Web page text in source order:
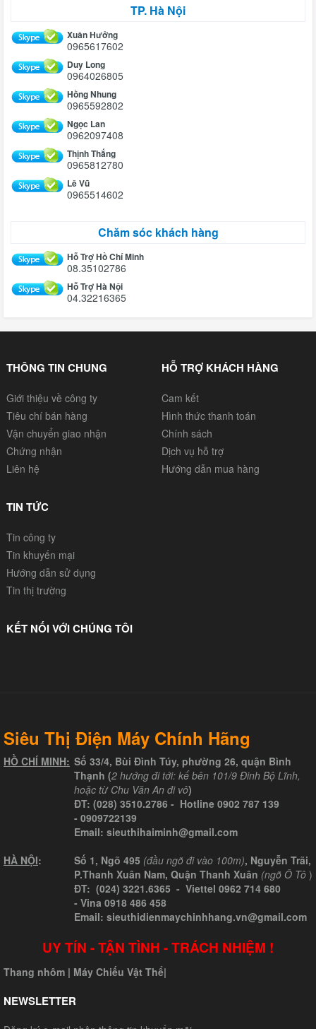
TP. Hà Nội
Xuân Hưởng
0965617602
Duy Long
0964026805
Hồng Nhung
0965592802
Ngọc Lan
0962097408
Thịnh Thắng
0965812780
Lê Vũ
0965514602
Chăm sóc khách hàng
Hỗ Trợ Hồ Chí Minh
08.35102786
Hỗ Trợ Hà Nội
04.32216365
THÔNG TIN CHUNG
Giới thiệu về công ty
Tiêu chí bán hàng
Vận chuyển giao nhận
Chứng nhận
Liên hệ
HỖ TRỢ KHÁCH HÀNG
Cam kết
Hình thức thanh toán
Chính sách
Dịch vụ hỗ trợ
Hướng dẫn mua hàng
TIN TỨC
Tin công ty
Tin khuyến mại
Hướng dẫn sử dụng
Tin thị trường
KẾT NỐI VỚI CHÚNG TÔI
Siêu Thị Điện Máy Chính Hãng
HỒ CHÍ MINH: Số 33/4, Bùi Đình Túy, phường 26, quận Bình
Thạnh (2 hướng đi tới: kế bên 101/9 Đinh Bộ Lĩnh,
hoặc từ Chu Văn An đi vô)
ĐT: (028) 3510.2786 - Hotline 0902 787 139
- 0909722139
Email: sieuthihaiminh@gmail.com
HÀ NỘI: Số 1, Ngõ 495 (đầu ngõ đi vào 100m), Nguyễn Trãi,
P.Thanh Xuân Nam, Quận Thanh Xuân (ngõ Ô Tô )
ĐT: (024) 3221.6365 - Viettel 0962 714 680
- Vina 0918 486 458
Email: sieuthidienmaychinhhang.vn@gmail.com
UY TÍN - TẬN TÌNH - TRÁCH NHIỆM !
Thang nhôm | Máy Chiếu Vật Thể|
NEWSLETTER